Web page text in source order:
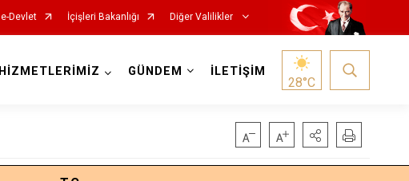
e-Devlet İçişleri Bakanlığı Diğer Valilikler
HİZMETLERİMİZ GÜNDEM İLETİŞİM
28°C